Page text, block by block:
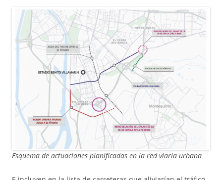
Esquema de actuaciones planificadas en la red viaria urbana